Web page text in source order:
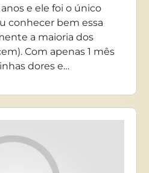
e ele foi o único
conhecer bem essa
a maioria dos
Com apenas 1 mês
dores e…